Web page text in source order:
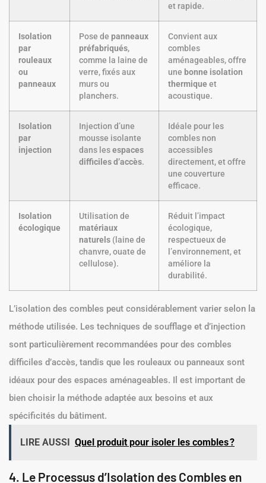
et rapide.
Isolation
par
rouleaux
ou
panneaux
Pose de panneaux
préfabriqués,
comme la laine de
verre, fixés aux
murs ou
planchers.
Convient aux
combles
aménageables, offre
une bonne isolation
thermique et
acoustique.
Isolation
par
injection
Injection d’une
mousse isolante
dans lesespaces
difficiles d’accès.
Idéale pour les
combles non
accessibles
directement, et offre
une couverture
efficace.
Isolation
écologique
Utilisation de
matériaux
naturels (laine de
chanvre, ouate de
cellulose).
Réduit l’impact
écologique,
respectueux de
l’environnement, et
améliore la
durabilité.
L’isolation des combles peut considérablement varier selon la
méthode utilisée. Les techniques de soufflage et d’injection
sont particulièrement recommandées pour des combles
difficiles d’accès, tandis que les rouleaux ou panneaux sont
idéaux pour des espaces aménageables. Il est important de
bien choisir la méthode adaptée aux besoins et aux
spécificités du bâtiment.
LIRE AUSSI Quel produit pour isoler les combles ?
4. Le Processus d’Isolation des Combles en